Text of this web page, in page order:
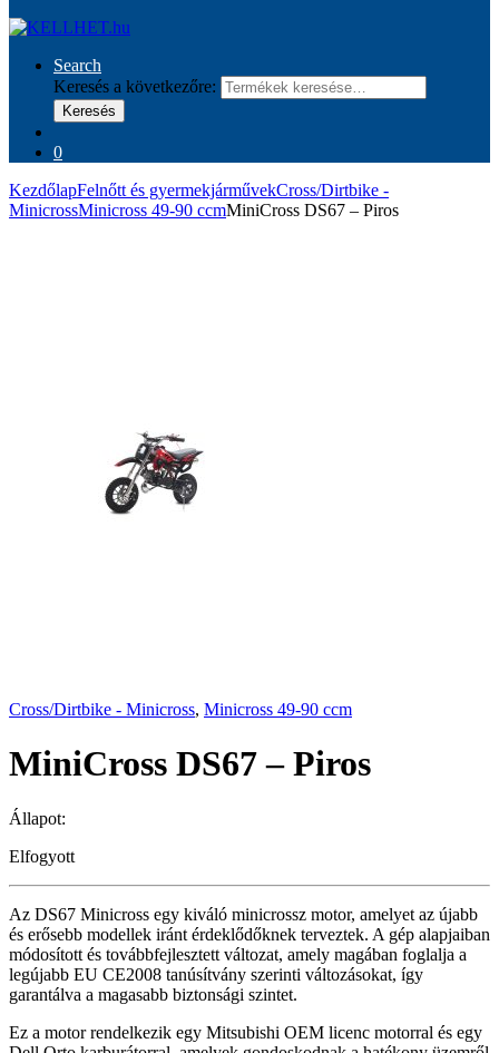
Search
Keresés a következőre:
Keresés
0
KezdőlapFelnőtt és gyermekjárművekCross/Dirtbike -
MinicrossMinicross 49-90 ccmMiniCross DS67 – Piros
Cross/Dirtbike - Minicross, Minicross 49-90 ccm
MiniCross DS67 – Piros
Állapot:
Elfogyott
Az DS67 Minicross egy kiváló minicrossz motor, amelyet az újabb
és erősebb modellek iránt érdeklődőknek terveztek. A gép alapjaiban
módosított és továbbfejlesztett változat, amely magában foglalja a
legújabb EU CE2008 tanúsítvány szerinti változásokat, így
garantálva a magasabb biztonsági szintet.
Ez a motor rendelkezik egy Mitsubishi OEM licenc motorral és egy